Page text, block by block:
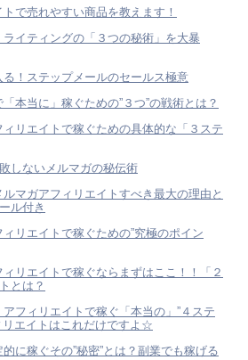
トで売れやすい商品を教えます！
ライティングの「３つの秘術」を大暴
る！ステップメールのセールス極意
「本当に」稼ぐための”３つ”の戦術とは？
ィリエイトで稼ぐための具体的な「３ステ
敗しないメルマガの秘伝術
ルマガアフィリエイトすべき最大の理由と
ル付き
リエイトで稼ぐための”究極のポイン
ィリエイトで稼ぐならまずはここ！！「２
とは？
アフィリエイトで稼ぐ「本当の」”４ステ
リエイトはこれだけですよ☆
的に稼ぐその”秘密”とは？副業でも稼げる